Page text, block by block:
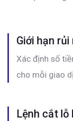
Giới hạn
Xác định số
cho mỗi giao
Lệnh cắt lỗ